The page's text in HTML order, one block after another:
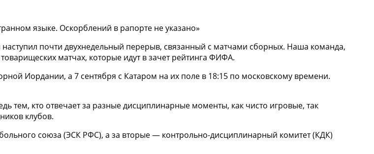
почти двухнедельный перерыв, связанный с матчами сборных. Наша команда,
матчах, которые идут в зачет рейтинга ФИФА.
Иордании, а 7 сентября с Катаром на их поле в 18:15 по московскому времени.
тем, кто отвечает за разные дисциплинарные моменты, как чисто игровые, так
клубов.
союза (ЭСК РФС), а за вторые — контрольно-дисциплинарный комитет (КДК)